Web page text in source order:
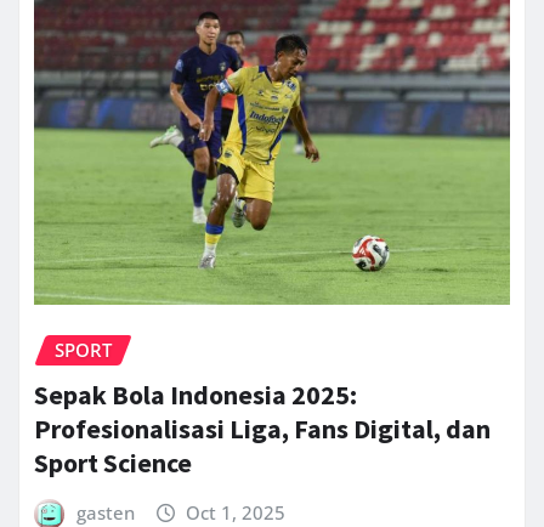
SPORT
Sepak Bola Indonesia 2025:
Profesionalisasi Liga, Fans Digital, dan
Sport Science
gasten Oct 1, 2025